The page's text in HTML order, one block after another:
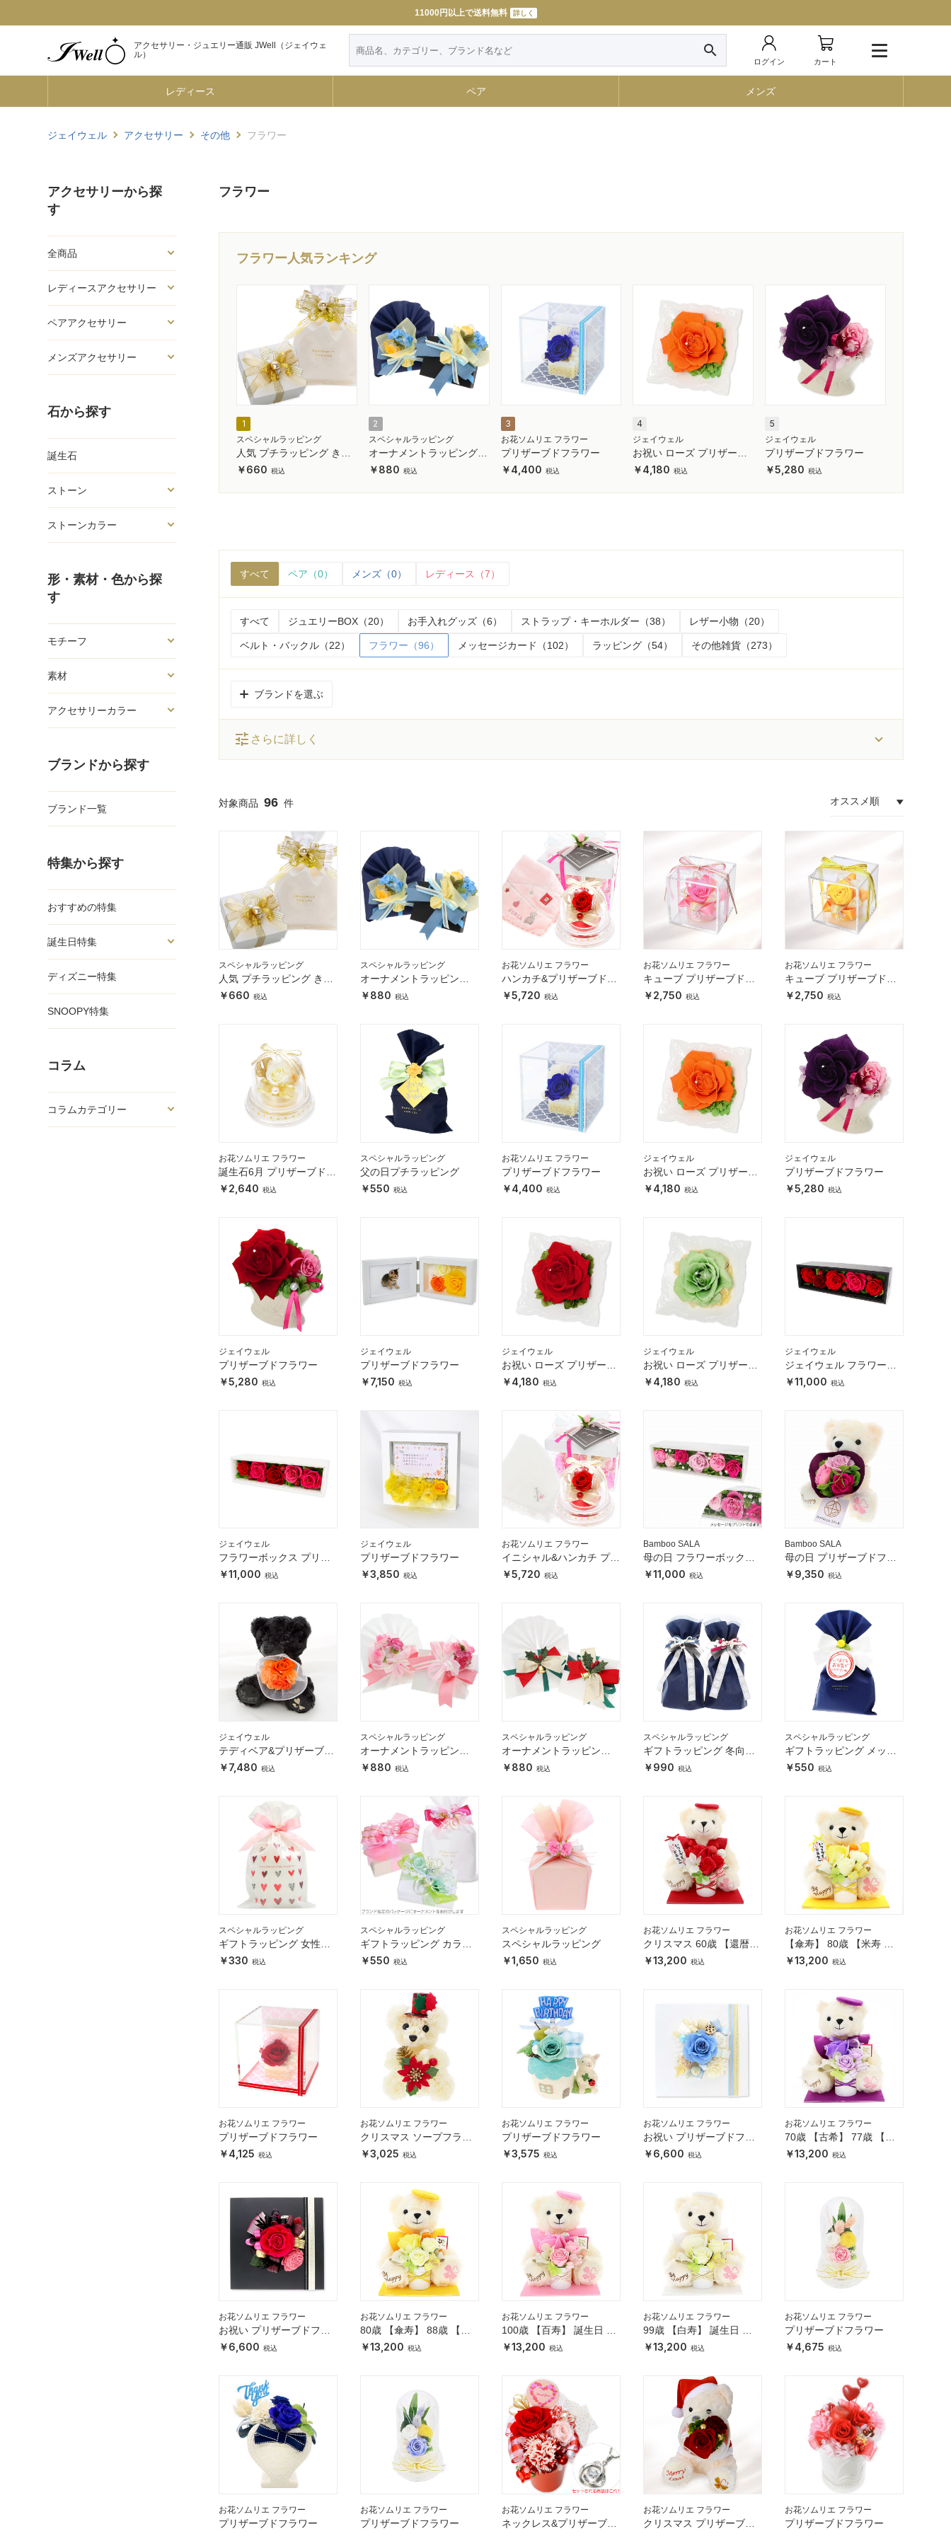
LINE友だち追加で特典GET 詳しく
アクセサリー・ジュエリー通販 JWell（ジェイウェ
ル）
search
ログイン カート
レディース ペア メンズ
ジェイウェル アクセサリー その他 フラワー
アクセサリーから探
す
全商品
レディースアクセサリー
ペアアクセサリー
メンズアクセサリー
石から探す
誕生石
ストーン
ストーンカラー
形・素材・色から探
す
モチーフ
素材
アクセサリーカラー
ブランドから探す
ブランド一覧
特集から探す
おすすめの特集
誕生日特集
ディズニー特集
SNOOPY特集
コラム
コラムカテゴリー
フラワー
フラワー人気ランキング
1
スペシャルラッピング
人気 プチラッピング きら
きら ゴールド
660
2
スペシャルラッピング
オーナメントラッピング
ブルーカラー
880
3
お花ソムリエ フラワー
プリザーブドフラワー
4,400
4
ジェイウェル
お祝い ローズ プリザーブ
ドフラワー
4,180
5
ジェイウェル
プリザーブドフラワー
5,280
すべて ペア（0） メンズ（0） レディース（7）
すべて ジュエリーBOX（20） お手入れグッズ（6） ストラップ・キーホルダー（38） レザー小物（20）
ベルト・バックル（22） フラワー（96） メッセージカード（102） ラッピング（54） その他雑貨（273）
ブランドを選ぶ
tune さらに詳しく
96
スペシャルラッピング
人気 プチラッピング きら
きら ゴールド
660
スペシャルラッピング
オーナメントラッピン
グ ブルーカラー
880
お花ソムリエ フラワー
ハンカチ&プリザーブドフ
ラワーセット メッセージ
5,720
お花ソムリエ フラワー
キューブ プリザーブドフ
ラワー ピンク
2,750
お花ソムリエ フラワー
キューブ プリザーブドフ
ラワー イエロー
2,750
お花ソムリエ フラワー
誕生石6月 プリザーブドフ
ラワー
2,640
スペシャルラッピング
父の日プチラッピング
550
お花ソムリエ フラワー
プリザーブドフラワー
4,400
ジェイウェル
お祝い ローズ プリザーブ
ドフラワー
4,180
ジェイウェル
プリザーブドフラワー
5,280
ジェイウェル
プリザーブドフラワー
5,280
ジェイウェル
プリザーブドフラワー
7,150
ジェイウェル
お祝い ローズ プリザーブ
ドフラワー
4,180
ジェイウェル
お祝い ローズ プリザーブ
ドフラワー
4,180
ジェイウェル
ジェイウェル フラワーボ
ックス プリザーブドフラ
ワー
11,000
ジェイウェル
フラワーボックス プリザ
ーブドフラワー
11,000
ジェイウェル
プリザーブドフラワー
3,850
お花ソムリエ フラワー
イニシャル&ハンカチ プリ
ザーブドフラワーセット
5,720
Bamboo SALA
母の日 フラワーボックス
バラ11,000
Bamboo SALA
母の日 プリザーブドフラ
ワーハッピーテディベア
9,350
ジェイウェル
テディベア&プリザーブド
フラワー ブラック オレン
7,480
スペシャルラッピング
オーナメントラッピン
グ ピンクカラー
880
スペシャルラッピング
オーナメントラッピン
グ クリスマス
880
スペシャルラッピング
ギフトラッピング 冬向け
選べる2色
990
スペシャルラッピング
ギフトラッピング メッセ
ージタグ付 敬老の日 長寿
550
スペシャルラッピング
ギフトラッピング 女性向
け プチプライス
330
スペシャルラッピング
ギフトラッピング カラフ
ルオーナメント パステル
550
スペシャルラッピング
スペシャルラッピング
1,650
お花ソムリエ フラワー
クリスマス 60歳 【還暦】
誕生日 定年退職 長寿お祝
13,200
お花ソムリエ フラワー
【傘寿】 80歳 【米寿 】
88歳 長寿 お祝い ソープ
13,200
お花ソムリエ フラワー
プリザーブドフラワー
4,125
お花ソムリエ フラワー
クリスマス ソープフラワ
ー3,025
お花ソムリエ フラワー
プリザーブドフラワー
3,575
お花ソムリエ フラワー
お祝い プリザーブドフラ
ワー フレーム ホワイト×
6,600
お花ソムリエ フラワー
70歳 【古希】 77歳 【喜
寿】 90歳 【卒寿】 誕生
13,200
お花ソムリエ フラワー
お祝い プリザーブドフラ
ワー フレーム ブラック×
6,600
お花ソムリエ フラワー
80歳 【傘寿】 88歳 【米
寿 】 誕生日 長寿祝い ソ
13,200
お花ソムリエ フラワー
100歳 【百寿】 誕生日 長
寿祝い ソープフラワー く
13,200
お花ソムリエ フラワー
99歳 【白寿】 誕生日 長
寿祝い ソープフラワー く
13,200
お花ソムリエ フラワー
プリザーブドフラワー
4,675
お花ソムリエ フラワー
プリザーブドフラワー
お花ソムリエ フラワー
プリザーブドフラワー
お花ソムリエ フラワー
ネックレス&プリザーブド
お花ソムリエ フラワー
クリスマス プリザーブド
お花ソムリエ フラワー
プリザーブドフラワー